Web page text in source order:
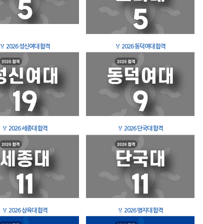
🏅 2026 성신여대 합격 🏅 2026 동덕여대 합격
🏅 2026 세종대 합격 🏅 2026 단국대 합격
🏅 2026 삼육대 합격 🏅 2026 명지대 합격